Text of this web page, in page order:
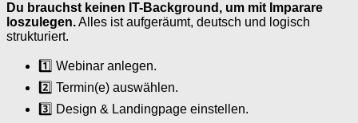
Du brauchst keinen IT-Background, um mit Imparare
loszulegen.Alles ist aufgeräumt, deutsch und logisch
strukturiert.
1️⃣ Webinar anlegen.
2️⃣ Termin(e) auswählen.
3️⃣ Design & Landingpage einstellen.